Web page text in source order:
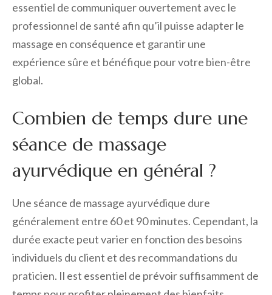
essentiel de communiquer ouvertement avec le
professionnel de santé afin qu’il puisse adapter le
massage en conséquence et garantir une
expérience sûre et bénéfique pour votre bien-être
global.
Combien de temps dure une
séance de massage
ayurvédique en général ?
Une séance de massage ayurvédique dure
généralement entre 60 et 90 minutes. Cependant, la
durée exacte peut varier en fonction des besoins
individuels du client et des recommandations du
praticien. Il est essentiel de prévoir suffisamment de